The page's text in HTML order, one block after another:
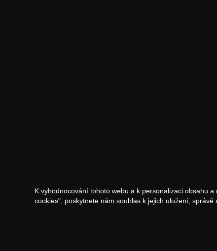
K vyhodnocování tohoto webu a k personalizaci obsahu
cookies", poskytnete nám souhlas k jejich uložení, správě